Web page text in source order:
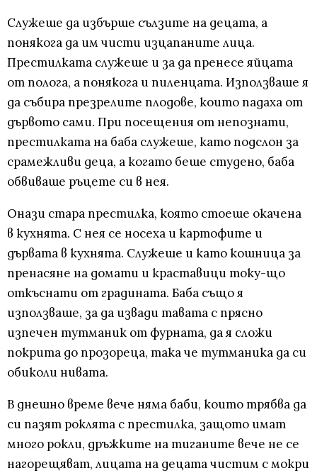
Служеше да избърше сълзите на децата, а
понякога да им чисти изцапаните лица.
Престилката служеше и за да пренесе яйцата
от полога, а понякога и пиленцата. Използваше я
да събира презрелите плодове, които падаха от
дървото сами. При посещения от непознати,
престилката на баба служеше, като подслон за
срамежливи деца, а когато беше студено, баба
обвиваше ръцете си в нея.
Онази стара престилка, която стоеше окачена
в кухнята. С нея се носеха и картофите и
дървата в кухнята. Служеше и като кошница за
пренасяне на домати и краставици току-що
откъснати от градината. Баба също я
използваше, за да извади тавата с прясно
изпечен тутманик от фурната, да я сложи
покрита до прозореца, така че тутманика да си
обиколи нивата.
В днешно време вече няма баби, които трябва да
си пазят роклята с престилка, защото имат
много рокли, дръжките на тиганите вече не се
нагорещяват, лицата на децата чистим с мокри